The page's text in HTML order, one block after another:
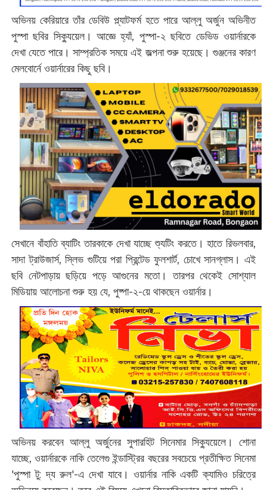
অভিনয় কেরিয়ারে তাঁর ডেবিউ প্ল্যাটফর্ম হতে পারে আল্লু অর্জুন অভিনীত
পুস্পা ছবির সিক্যুয়েল। আজ্ঞে হ্যাঁ, পুস্পা-২ ছবিতে ডেভিড ওয়ার্নারকে
দেখা যেতে পারে। সাম্প্রতিক সময়ে এই জল্পনা শুরু হয়েছে। গুঞ্জনের কারণ
মেলবোর্নে ওয়ার্নারের কিছু ছবি।
সেখানে বাঁহাতি ব্যাটিং তারকাকে দেখা যাচ্ছে শ্যুটিং করতে। হাতে রিভলবার,
সাদা ট্রাউজার্স, স্লিভ গুটিয়ে পরা প্রিন্টেড ফুলশার্ট, চোখে সানগ্লাস। এই
ছবি নেটপাড়ায় ছড়িয়ে পড়ে আগুনের মতো। তারপর থেকেই সোশ্যাল
মিডিয়ায় আলোচনা শুরু হয় যে, পুষ্পা-২-য়ে থাকছেন ওয়ার্নার।
অভিনয় করবেন আল্লু অর্জুনের সুপারহিট সিনেমার সিক্যুয়েলে। শোনা
যাচ্ছে, ওয়ার্নারকে নাকি তেলেগু ইন্ডাস্ট্রির বছরের সবচেয়ে প্রতীক্ষিত সিনেমা
'পুস্পা টু: দ্য রুল'-এ দেখা যাবে। ওয়ার্নার নাকি একটি ক্যামিও চরিত্রে